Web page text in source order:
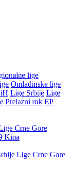
lige
Omladinske lige
Lige Srbije Lige
Prelazni rok EP
Crne Gore
Kina
Lige Crne Gore